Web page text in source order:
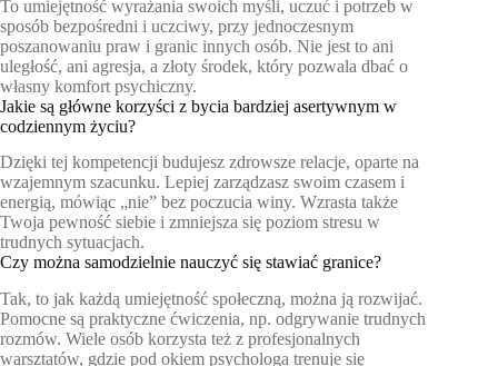
To umiejętność wyrażania swoich myśli, uczuć i potrzeb w
sposób bezpośredni i uczciwy, przy jednoczesnym
poszanowaniu praw i granic innych osób. Nie jest to ani
uległość, ani agresja, a złoty środek, który pozwala dbać o
własny komfort psychiczny.
Jakie są główne korzyści z bycia bardziej asertywnym w
codziennym życiu?
Dzięki tej kompetencji budujesz zdrowsze relacje, oparte na
wzajemnym szacunku. Lepiej zarządzasz swoim czasem i
energią, mówiąc „nie” bez poczucia winy. Wzrasta także
Twoja pewność siebie i zmniejsza się poziom stresu w
trudnych sytuacjach.
Czy można samodzielnie nauczyć się stawiać granice?
Tak, to jak każdą umiejętność społeczną, można ją rozwijać.
Pomocne są praktyczne ćwiczenia, np. odgrywanie trudnych
rozmów. Wiele osób korzysta też z profesjonalnych
warsztatów, gdzie pod okiem psychologa trenuje się